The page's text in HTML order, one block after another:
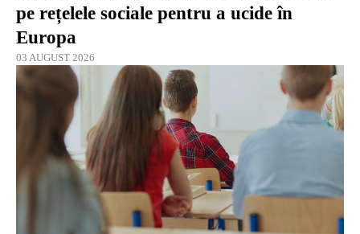
pe rețelele sociale pentru a ucide în
Europa
03 AUGUST 2026